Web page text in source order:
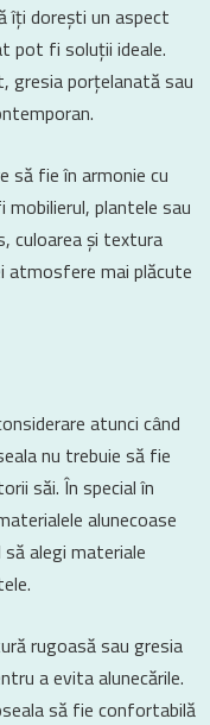
îți dorești un aspect
pot fi soluții ideale.
gresia porțelanată sau
să fie în armonie cu
plantele sau
culoarea și textura
atmosfere mai plăcute
atunci când
nu trebuie să fie
săi. În special în
alunecoase
alegi materiale
rugoasă sau gresia
a evita alunecările.
să fie confortabilă